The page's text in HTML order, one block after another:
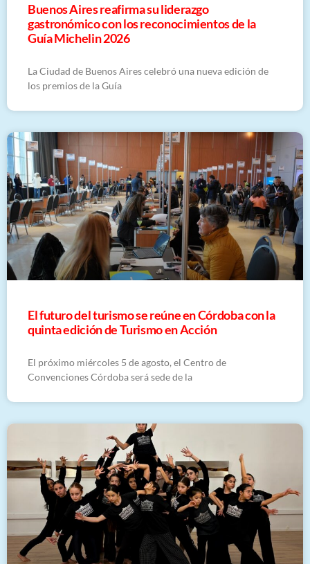
Buenos Aires reafirma su liderazgo
gastronómico con los reconocimientos de la
Guía Michelin 2026
La Ciudad de Buenos Aires celebró una nueva edición de
los premios de la Guía
El futuro del turismo se reúne en Córdoba con la
quinta edición de Turismo en Acción
El próximo miércoles 5 de agosto, el Centro de
Convenciones Córdoba será sede de la